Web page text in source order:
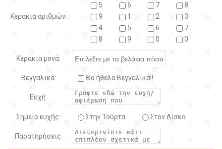
Κεράκια αριθμών:
5
6 7
8
9
1 2
3
4
5 6
7
8
9 0 0
Κεράκια μονά:
Βεγγαλικά: Θα ήθελα Βεγγαλικά!!
Ευχή:
Σημείο ευχής: Στην Τούρτα Στον Δίσκο
Παρατηρήσεις: